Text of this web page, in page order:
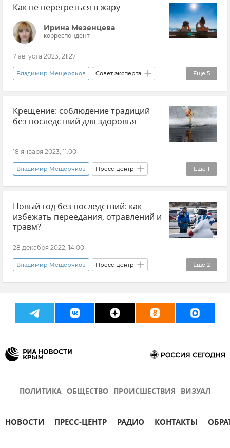
Крым Новости Крыма
Здоровье
Здравоохранение в Крыму и Севастополе
Как не перегреться в жару
Ирина Мезенцева
корреспондент
7 августа 2023, 21:27
Еще 5
Владимир Мещеряков Совет эксперта
Здоровье Минздрав Крыма Общество
Крымская погода
Здравоохранение в Крыму и Севастополе
Крещение: соблюдение традиций
без последствий для здоровья
18 января 2023, 11:00
Еще 1
Владимир Мещеряков Пресс-центр
Дмитрий Кротков
Новый год без последствий: как
избежать переедания, отравлений и
травм?
28 декабря 2022, 14:00
Еще 2
Владимир Мещеряков Пресс-центр
Марина Шоренко Павел Федуличев
ПОЛИТИКА ОБЩЕСТВО ПРОИСШЕСТВИЯ ВИЗУАЛ
НОВОСТИ ПРЕСС-ЦЕНТР РАДИО КОНТАКТЫ